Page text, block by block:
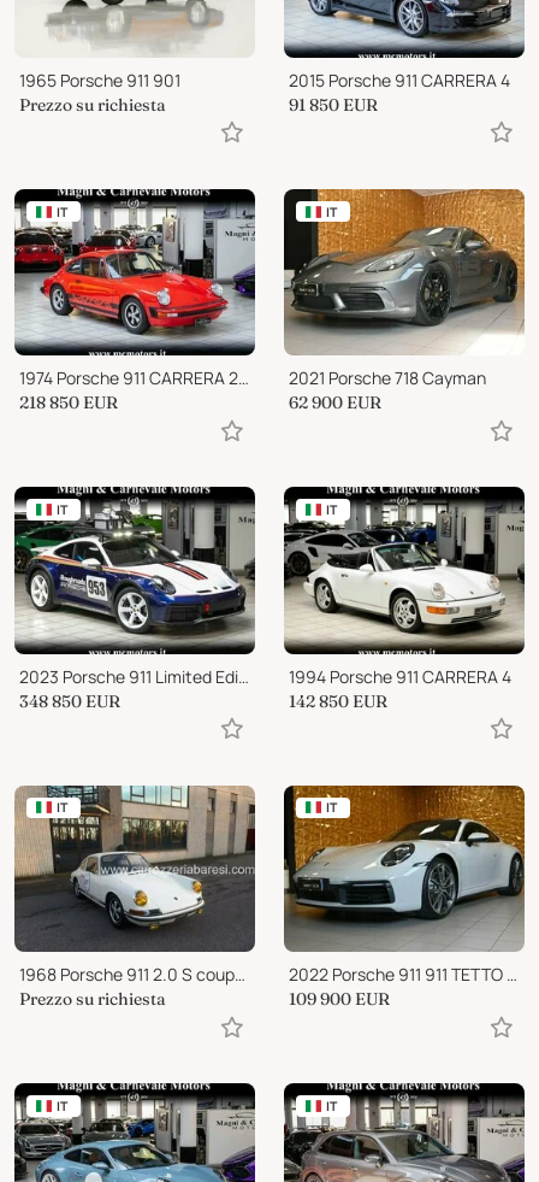
1965 Porsche 911 901
Prezzo su richiesta
2015 Porsche 911 CARRERA 4
91 850 EUR
IT
1974 Porsche 911 CARRERA 2.7 MFI
218 850 EUR
IT
2021 Porsche 718 Cayman
62 900 EUR
IT
2023 Porsche 911 Limited Edition
348 850 EUR
IT
1994 Porsche 911 CARRERA 4
142 850 EUR
IT
1968 Porsche 911 2.0 S coupé SWB
Prezzo su richiesta
IT
2022 Porsche 911 911 TETTO 21"PASM LED CAM NAVI PELLE CHRONO FULL!!
109 900 EUR
IT IT